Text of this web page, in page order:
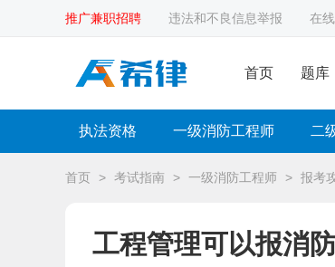
推广兼职招聘 违法和不良信息举报 在
首页 题库
执法资格 一级消防工程师 二
首页 > 考试指南 > 一级消防工程师 > 报考
工程管理可以报消